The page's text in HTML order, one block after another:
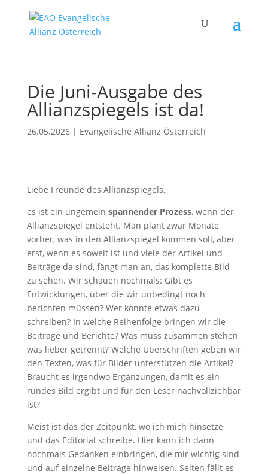
Die Juni-Ausgabe des
Allianzspiegels ist da!
26.05.2026| Evangelische Allianz Österreich
Liebe Freunde des Allianzspiegels,
es ist ein ungemein spannender Prozess, wenn der
Allianzspiegel entsteht. Man plant zwar Monate
vorher, was in den Allianzspiegel kommen soll, aber
erst, wenn es soweit ist und viele der Artikel und
Beiträge da sind, fängt man an, das komplette Bild
zu sehen. Wir schauen nochmals: Gibt es
Entwicklungen, über die wir unbedingt noch
berichten müssen? Wer könnte etwas dazu
schreiben? In welche Reihenfolge bringen wir die
Beiträge und Berichte? Was muss zusammen stehen,
was lieber getrennt? Welche Überschriften geben wir
den Texten, was für Bilder unterstützen die Artikel?
Braucht es irgendwo Ergänzungen, damit es ein
rundes Bild ergibt und für den Leser nachvollziehbar
ist?
Meist ist das der Zeitpunkt, wo ich mich hinsetze
und das Editorial schreibe. Hier kann ich dann
nochmals Gedanken einbringen, die mir wichtig sind
und auf einzelne Beiträge hinweisen. Selten fällt es